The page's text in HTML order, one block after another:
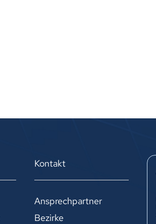
Kontakt
Ansprechpartner
Bezirke